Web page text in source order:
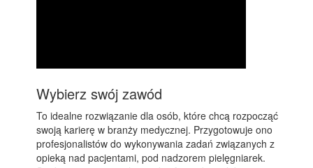
Wybierz swój zawód
To idealne rozwiązanie dla osób, które chcą rozpocząć
swoją karierę w branży medycznej. Przygotowuje ono
profesjonalistów do wykonywania zadań związanych z
opieką nad pacjentami, pod nadzorem pielęgniarek.